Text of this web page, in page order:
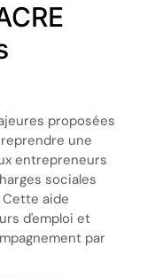
proposées
une
entrepreneurs
sociales
aide
d'emploi et
par